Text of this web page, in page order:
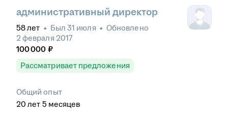
административный директор
58лет • Был 31 июля • Обновлено
2 февраля 2017
100 000 ₽
Рассматривает предложения
Общий опыт
20 лет 5 месяцев